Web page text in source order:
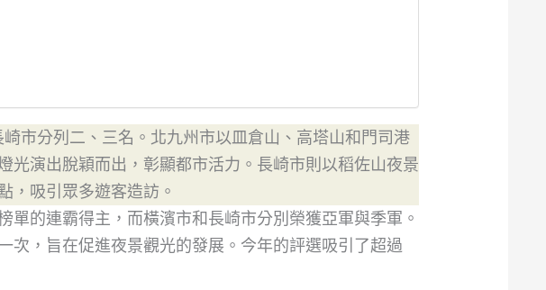
市分列二、三名。北九州市以皿倉山、高塔山和門司港
光演出脫穎而出，彰顯都市活力。長崎市則以稻佐山夜景
，吸引眾多遊客造訪。
的連霸得主，而橫濱市和長崎市分別榮獲亞軍與季軍。
次，旨在促進夜景觀光的發展。今年的評選吸引了超過